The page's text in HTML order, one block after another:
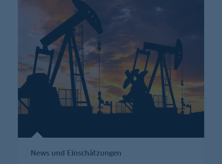
News und Einschätzungen